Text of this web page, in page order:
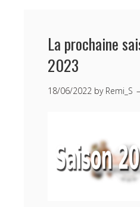
La prochaine
2023
18/06/2022 by Remi_S